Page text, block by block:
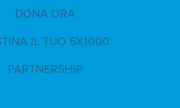
DONA ORA
IL TUO 5X1000
PARTNERSHIP